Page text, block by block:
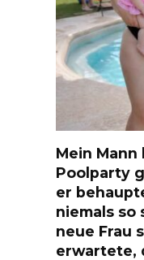
Mein
Poolparty
er
niemals so
neue Frau
erwartete,